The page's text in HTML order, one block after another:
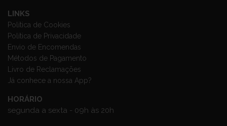
LINKS
Política de Cookies
Política de Privacidade
Envio de Encomendas
Métodos de Pagamento
Livro de Reclamações
Já conhece a nossa App?
HORÁRIO
segunda a sexta - 09h às 20h